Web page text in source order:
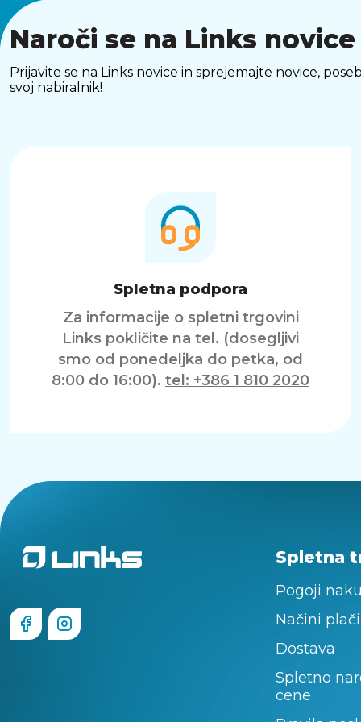
Naroči se na Links novice
Prijavite se na Links novice in sprejemajte novice,
svoj nabiralnik!
Spletna podpora
Za informacije o spletni trgovini
Links pokličite na tel. (dosegljivi
smo od ponedeljka do petka, od
8:00 do 16:00). tel: +386 1 810 2020
Spletna
Pogoji
Načini
Dostava
Spletno
cene